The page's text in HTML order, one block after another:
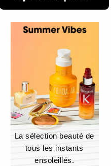
La sélection beauté de
tous les instants
ensoleillés.